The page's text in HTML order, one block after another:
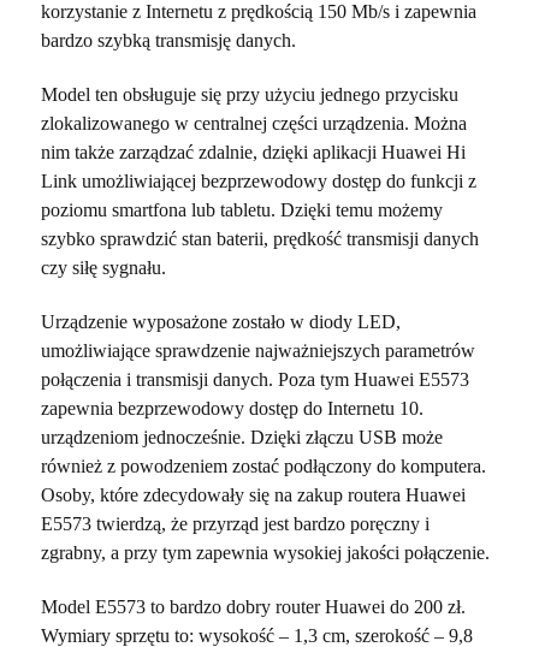
korzystanie z Internetu z prędkością 150 Mb/s i zapewnia
bardzo szybką transmisję danych.
Model ten obsługuje się przy użyciu jednego przycisku
zlokalizowanego w centralnej części urządzenia. Można
nim także zarządzać zdalnie, dzięki aplikacji Huawei Hi
Link umożliwiającej bezprzewodowy dostęp do funkcji z
poziomu smartfona lub tabletu. Dzięki temu możemy
szybko sprawdzić stan baterii, prędkość transmisji danych
czy siłę sygnału.
Urządzenie wyposażone zostało w diody LED,
umożliwiające sprawdzenie najważniejszych parametrów
połączenia i transmisji danych. Poza tym Huawei E5573
zapewnia bezprzewodowy dostęp do Internetu 10.
urządzeniom jednocześnie. Dzięki złączu USB może
również z powodzeniem zostać podłączony do komputera.
Osoby, które zdecydowały się na zakup routera Huawei
E5573 twierdzą, że przyrząd jest bardzo poręczny i
zgrabny, a przy tym zapewnia wysokiej jakości połączenie.
Model E5573 to bardzo dobry router Huawei do 200 zł.
Wymiary sprzętu to: wysokość – 1,3 cm, szerokość – 9,8